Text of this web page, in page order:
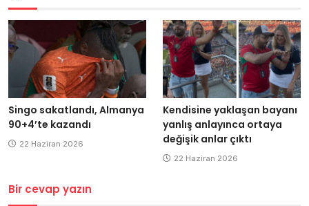
Singo sakatlandı, Almanya
90+4’te kazandı
22 Haziran 2026
Kendisine yaklaşan bayanı
yanlış anlayınca ortaya
değişik anlar çıktı
22 Haziran 2026
Bir cevap yazın